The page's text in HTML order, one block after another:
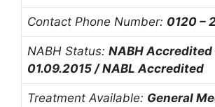
Contact Phone Number: 0120 –
NABH Status: NABH Accredited
01.09.2015 / NABL Accredited
Treatment Available: General